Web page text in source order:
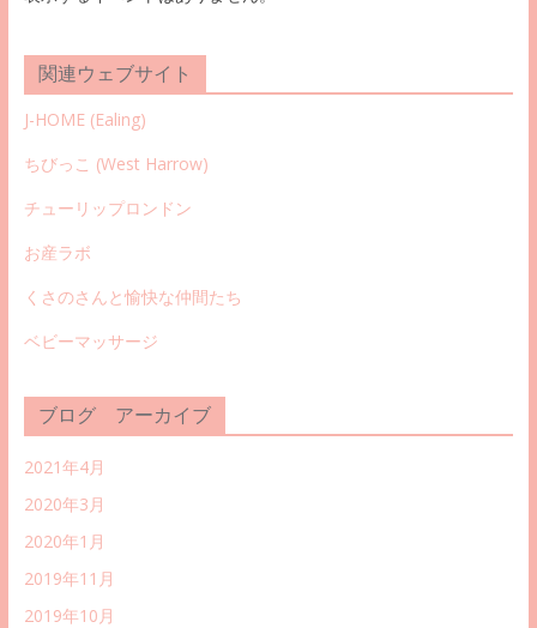
関連ウェブサイト
J-HOME (Ealing)
ちびっこ (West Harrow)
チューリップロンドン
お産ラボ
くさのさんと愉快な仲間たち
ベビーマッサージ
ブログ アーカイブ
2021年4月
2020年3月
2020年1月
2019年11月
2019年10月